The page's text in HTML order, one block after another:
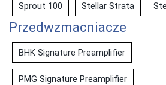
Sprout 100 Stellar Strata
Przedwzmacniacze
BHK Signature Preamplifier
PMG Signature Preamplifier